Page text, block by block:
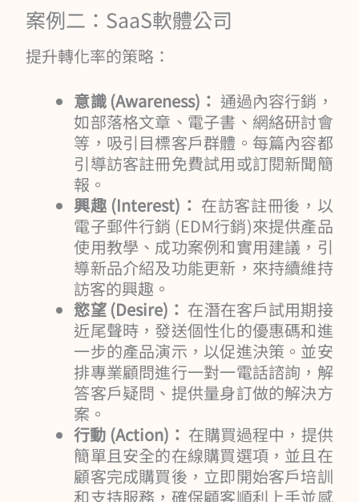
案例二：SaaS軟體公司
提升轉化率的策略：
意識 (Awareness)： 通過內容行銷，
如部落格文章、電子書、網絡研討會
等，吸引目標客戶群體。每篇內容都
引導訪客註冊免費試用或訂閱新聞簡
報。
興趣 (Interest)： 在訪客註冊後，以
電子郵件行銷 (EDM行銷)來提供產品
使用教學、成功案例和實用建議，引
導新品介紹及功能更新，來持續維持
訪客的興趣。
慾望 (Desire)： 在潛在客戶試用期接
近尾聲時，發送個性化的優惠碼和進
一步的產品演示，以促進決策。並安
排專業顧問進行一對一電話諮詢，解
答客戶疑問、提供量身訂做的解決方
案。
行動 (Action)： 在購買過程中，提供
簡單且安全的在線購買選項，並且在
顧客完成購買後，立即開始客戶培訓
和支持服務，確保顧客順利上手並感